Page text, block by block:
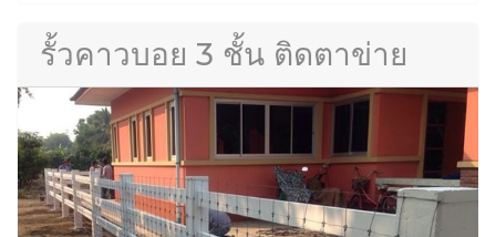
รั้วคาวบอย 3 ชั้น ติดตาข่าย